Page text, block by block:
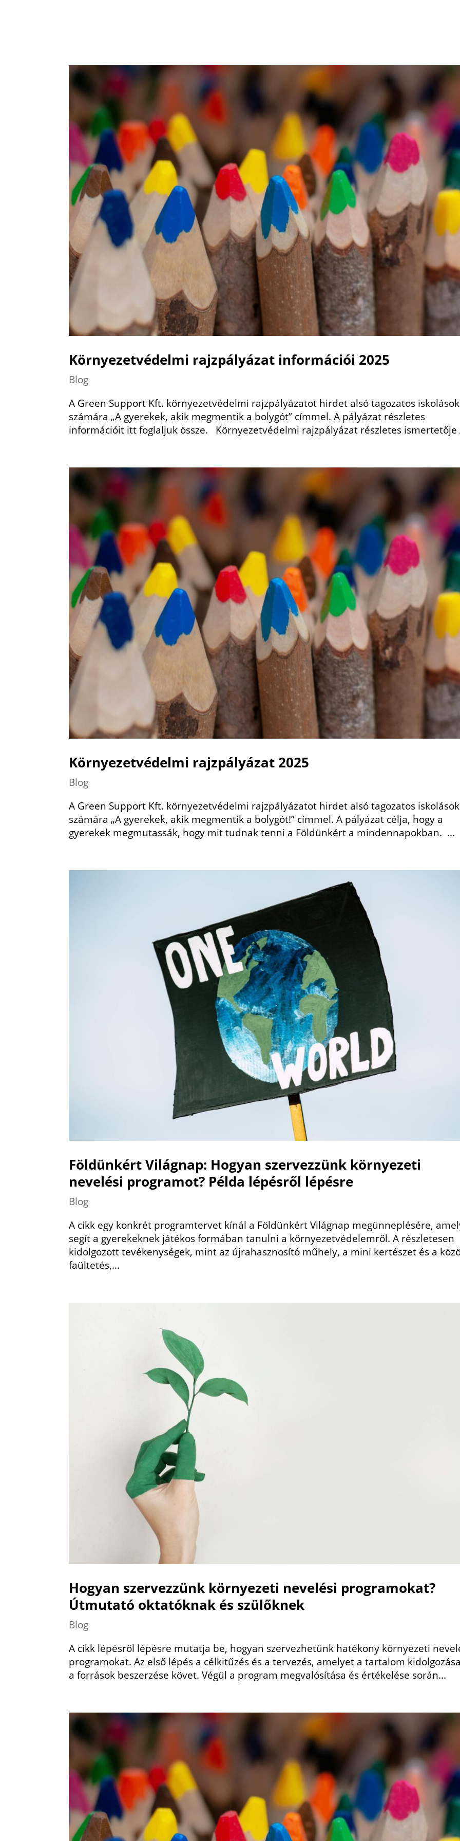
Környezetvédelmi rajzpályázat információi 2025
Blog
A Green Support Kft. környezetvédelmi rajzpályázatot hirdet alsó tagozatos iskolások
számára „A gyerekek, akik megmentik a bolygót” címmel. A pályázat részletes
információit itt foglaljuk össze. Környezetvédelmi rajzpályázat részletes ismertetője
Környezetvédelmi rajzpályázat 2025
Blog
A Green Support Kft. környezetvédelmi rajzpályázatot hirdet alsó tagozatos iskolások
számára „A gyerekek, akik megmentik a bolygót!” címmel. A pályázat célja, hogy a
gyerekek megmutassák, hogy mit tudnak tenni a Földünkért a mindennapokban. ...
Földünkért Világnap: Hogyan szervezzünk környezeti
nevelési programot? Példa lépésről lépésre
Blog
A cikk egy konkrét programtervet kínál a Földünkért Világnap megünneplésére,
segít a gyerekeknek játékos formában tanulni a környezetvédelemről. A részletesen
kidolgozott tevékenységek, mint az újrahasznosító műhely, a mini kertészet és a
faültetés,...
Hogyan szervezzünk környezeti nevelési programokat?
Útmutató oktatóknak és szülőknek
Blog
A cikk lépésről lépésre mutatja be, hogyan szervezhetünk hatékony környezeti
programokat. Az első lépés a célkitűzés és a tervezés, amelyet a tartalom
a források beszerzése követ. Végül a program megvalósítása és értékelése során...